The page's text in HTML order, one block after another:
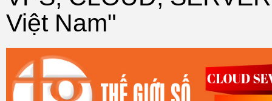
Việt Nam"